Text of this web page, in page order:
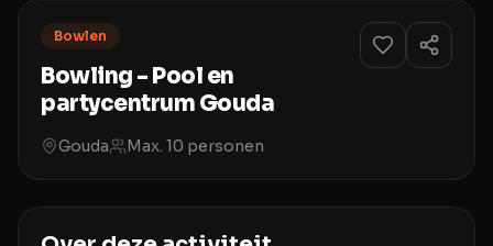
Bowlen
Bowling - Pool en
partycentrum Gouda
Gouda Max. 10 personen